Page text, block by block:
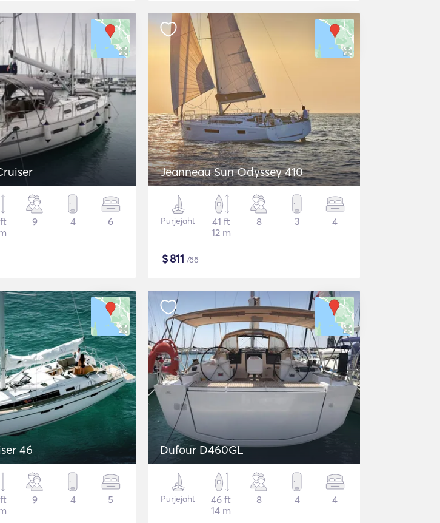
9 4 6
Jeanneau Sun Odyssey 410
Purjejaht
41 ft
12 m
8 3 4
$811 /öö
46
9 4 5
Dufour D460GL
Purjejaht
46 ft
14 m
8 4 4